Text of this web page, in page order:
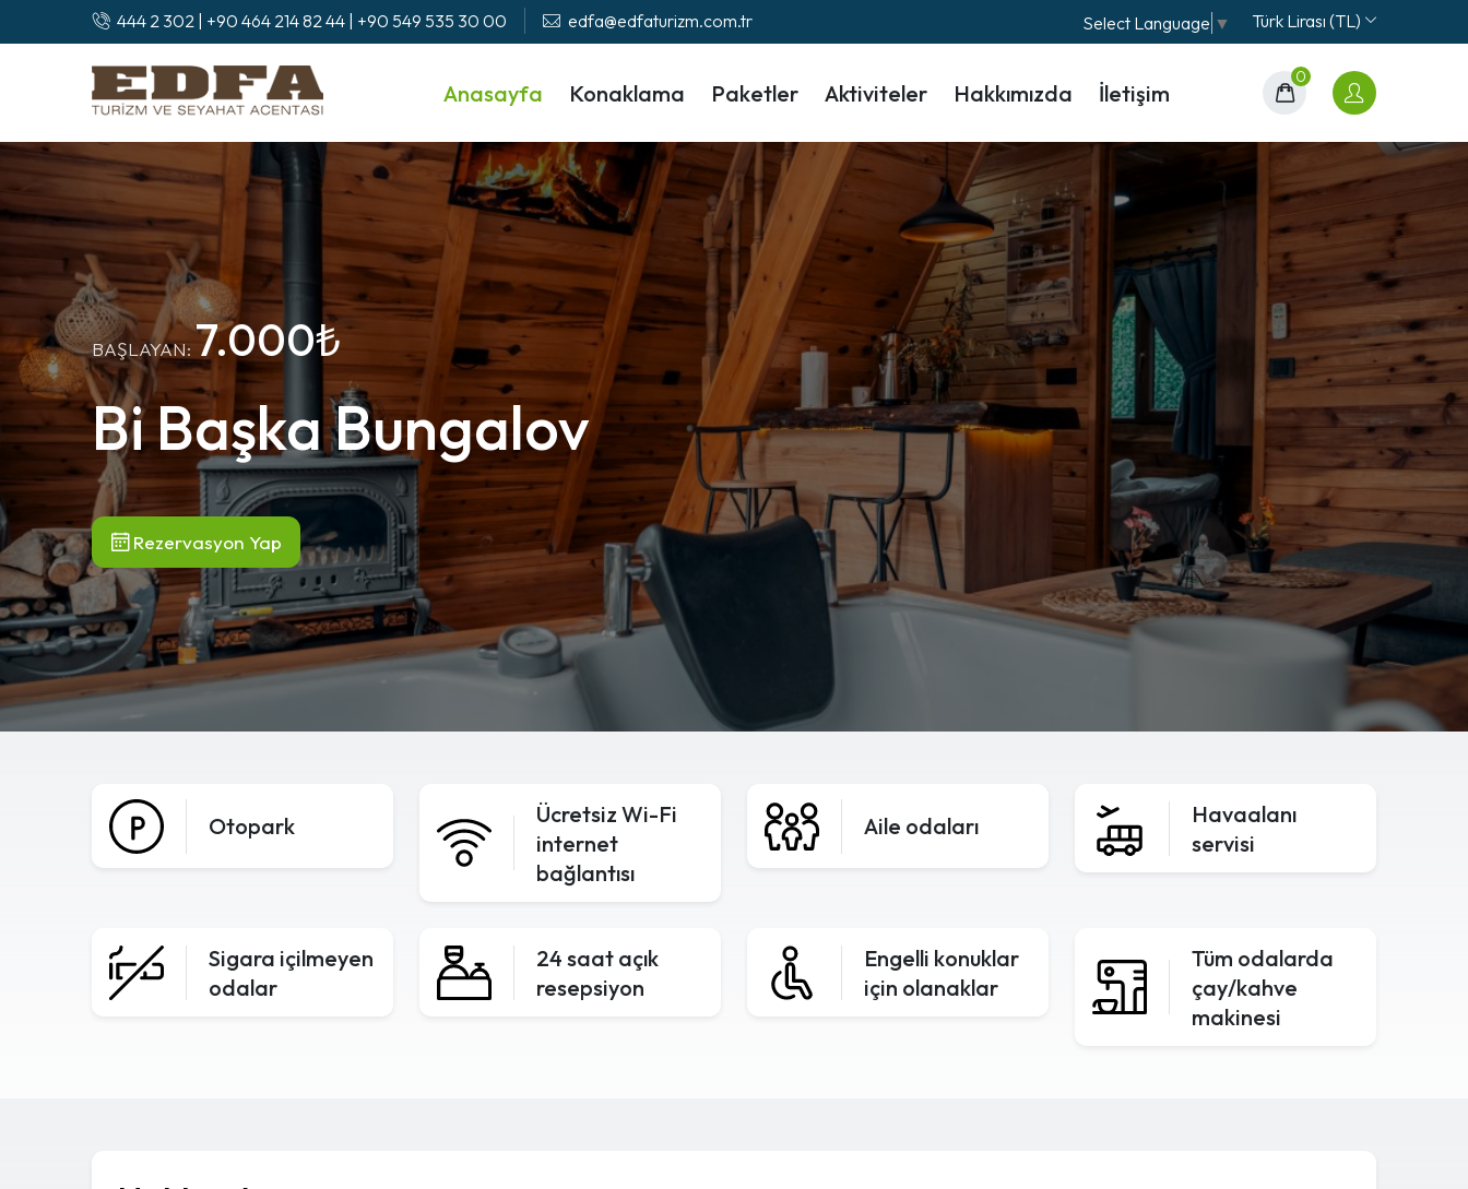
444 2 302 | +90 464 214 82 44 | +90 549 535 30 00 edfa@edfaturizm.com.tr Select Language ▼ Türk Lirası (TL)
Anasayfa Konaklama Paketler Aktiviteler Hakkımızda İletişim
0
BAŞLAYAN: 7.000₺
Bi Başka Bungalov
Rezervasyon Yap
Otopark
Ücretsiz Wi-Fi
internet
bağlantısı
Aile odaları
Havaalanı
servisi
Sigara içilmeyen
odalar
24 saat açık
resepsiyon
Engelli konuklar
için olanaklar
Tüm odalarda
çay/kahve
makinesi